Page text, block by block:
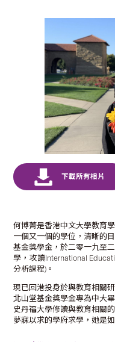
何博菁是香港中文大學教育
一個又一個的學位，清晰的
基金獎學金，於二零一九至
學，攻讀International
分析課程)。
現已回港投身於與教育相關
北山堂基金獎學金專為中大
史丹福大學修讀與教育相關
夢寐以求的學府求學，她是